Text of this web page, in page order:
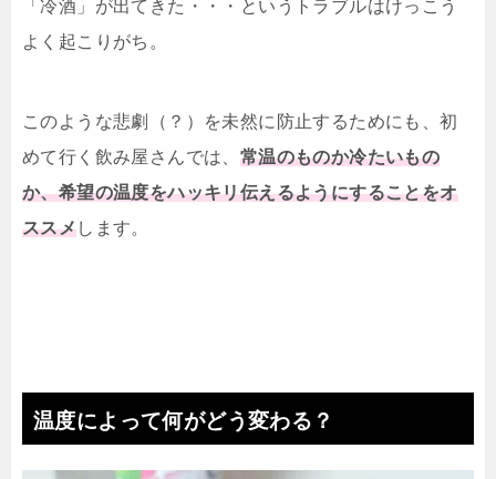
「冷酒」が出てきた・・・というトラブルはけっこう
よく起こりがち。
このような悲劇（？）を未然に防止するためにも、初
めて行く飲み屋さんでは、 常温のものか冷たいもの
か、希望の温度をハッキリ伝えるようにすることをオ
ススメします。
温度によって何がどう変わる？